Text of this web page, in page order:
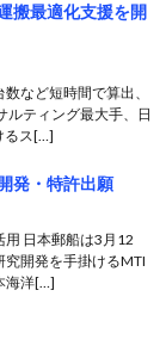
搬最適化支援を開
など短時間で算出、
ルティング最大手、日
るス[…]
発・特許出願
日本郵船は3月12
究開発を手掛けるMTI
海洋[…]